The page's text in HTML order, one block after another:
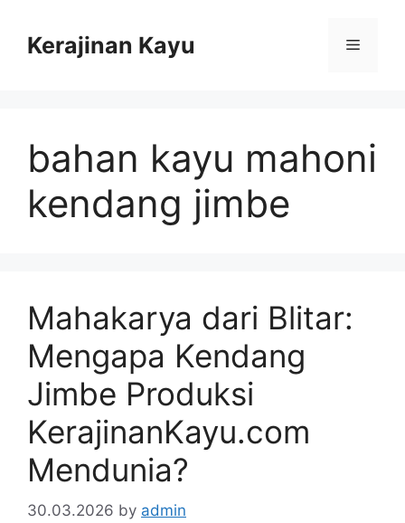
contentKerajinan Kayu Menu
bahan kayu mahoni
kendang jimbe
Mahakarya dari Blitar:
Mengapa Kendang
Jimbe Produksi
KerajinanKayu.com
Mendunia?
30.03.2026 by admin